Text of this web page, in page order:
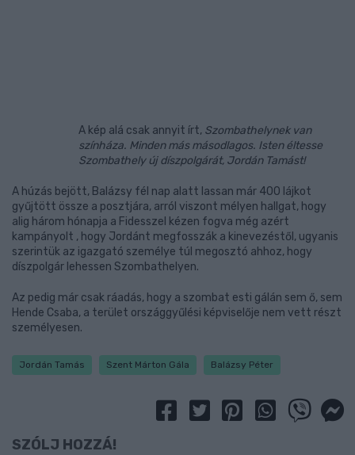
A kép alá csak annyit írt, Szombathelynek van
színháza. Minden más másodlagos. Isten éltesse
Szombathely új díszpolgárát, Jordán Tamást!
A húzás bejött, Balázsy fél nap alatt lassan már 400 lájkot
gyűjtött össze a posztjára, arról viszont mélyen hallgat, hogy
alig három hónapja a Fidesszel kézen fogva még azért
kampányolt , hogy Jordánt megfosszák a kinevezéstől, ugyanis
szerintük az igazgató személye túl megosztó ahhoz, hogy
díszpolgár lehessen Szombathelyen.
Az pedig már csak ráadás, hogy a szombat esti gálán sem ő, sem
Hende Csaba, a terület országgyűlési képviselője nem vett részt
személyesen.
Jordán Tamás Szent Márton Gála Balázsy Péter
SZÓLJ HOZZÁ!